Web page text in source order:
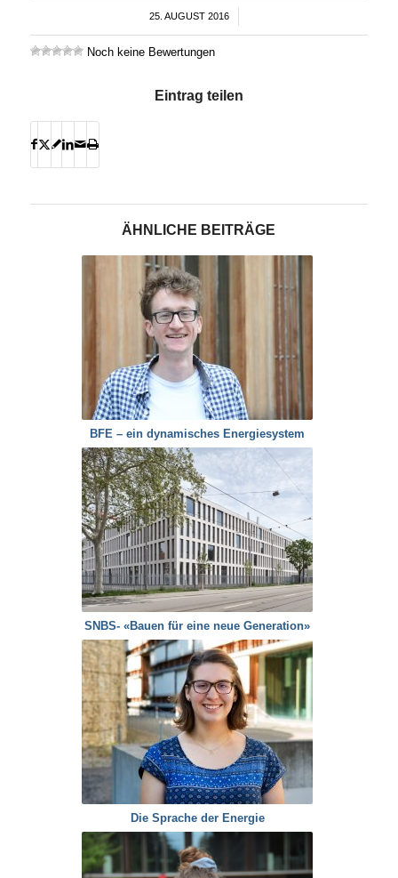
25. AUGUST 2016
/
Noch keine Bewertungen
Eintrag teilen
ÄHNLICHE BEITRÄGE
BFE – ein dynamisches Energiesystem
SNBS- «Bauen für eine neue Generation»
Die Sprache der Energie